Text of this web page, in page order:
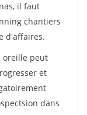
il faut
chantiers
d'affaires.
oreille peut
et
dans